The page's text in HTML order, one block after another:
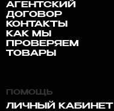
АГЕНТСКИЙ
ДОГОВОР
КОНТАКТЫ
КАК МЫ
ПРОВЕРЯЕМ
ТОВАРЫ
ПОМОЩЬ
ЛИЧНЫЙ КАБИНЕТ